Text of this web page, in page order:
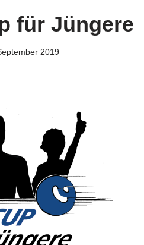
für Jüngere
2019